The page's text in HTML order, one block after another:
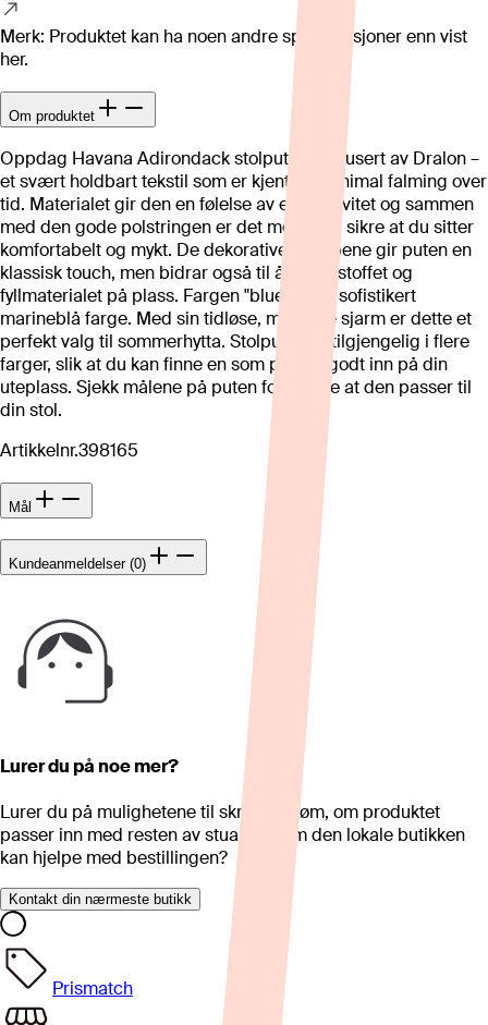
Merk: Produktet kan ha noen andre spesifikasjoner enn vist
her.
Om produktet
Oppdag Havana Adirondack stolpute, produsert av Dralon –
et svært holdbart tekstil som er kjent for minimal falming over
tid. Materialet gir den en følelse av eksklusivitet og sammen
med den gode polstringen er det med på å sikre at du sitter
komfortabelt og mykt. De dekorative knappene gir puten en
klassisk touch, men bidrar også til å holde stoffet og
fyllmaterialet på plass. Fargen "blue" er en sofistikert
marineblå farge. Med sin tidløse, maritime sjarm er dette et
perfekt valg til sommerhytta. Stolputen er tilgjengelig i flere
farger, slik at du kan finne en som passer godt inn på din
uteplass. Sjekk målene på puten for å sikre at den passer til
din stol.
Artikkelnr.398165
Mål
Kundeanmeldelser (0)
Lurer du på noe mer?
Lurer du på mulighetene til skreddersøm, om produktet
passer inn med resten av stua eller om den lokale butikken
kan hjelpe med bestillingen?
Kontakt din nærmeste butikk
Prismatch